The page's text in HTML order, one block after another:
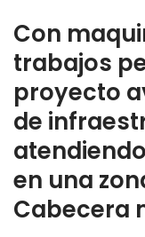
Con
trabajos
proyecto
de
en una
Cabecera